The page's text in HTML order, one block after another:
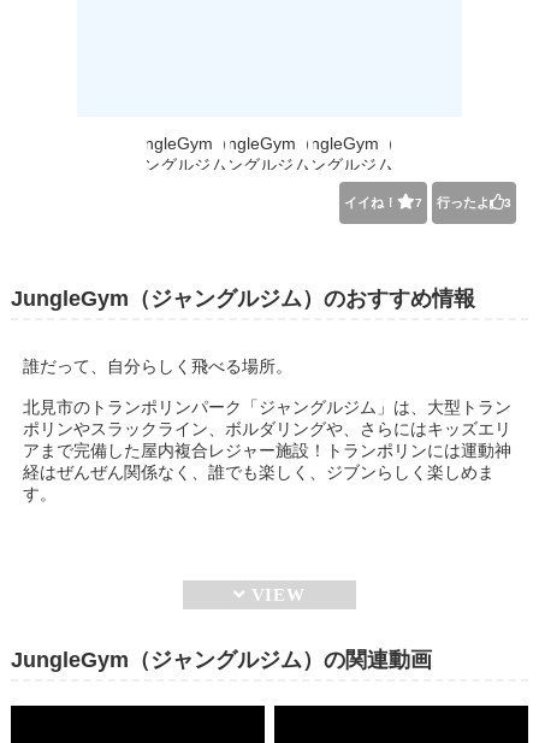
イイね！ 7 行ったよ 3
JungleGym（ジャングルジム）のおすすめ情報
誰だって、自分らしく飛べる場所。
北見市のトランポリンパーク「ジャングルジム」は、大型トラン
ポリンやスラックライン、ボルダリングや、さらにはキッズエリ
アまで完備した屋内複合レジャー施設！トランポリンには運動神
経はぜんぜん関係なく、誰でも楽しく、ジブンらしく楽しめま
す。
JungleGym（ジャングルジム）の関連動画